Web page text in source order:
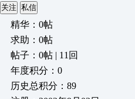
关注 私信
精华：0帖
求助：0帖
帖子：0帖 | 11回
年度积分：0
历史总积分：89